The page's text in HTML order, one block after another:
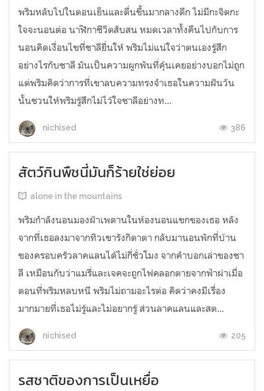
พริมหลับไปในตอนเย็นและตื่นขึ้นมากลางดึก ไม่มีกะจิตกะ
ใจจะนอนต่อ นาฬิกาชีวิตสับสน หมดเวลาทั้งคืนไปกับการ
นอนคิดเงื่อนไขที่ชาลียื่นให้ พริมไม่แน่ใจว่าตนเองรู้สึก
อย่างไรกับชาลี มันเป็นความผูกพันที่คุ้นเคยอย่างบอกไม่ถูก
แต่พริมคิดว่าการที่เขาลบความทรงจำเธอในความฝันวัน
นั้นชวนให้พริมรู้สึกไม่ไว้ใจชาลีอย่างท...
nichised 386
สัตว์กินพืชนี่มันก็ร้ายใช่ย่อย
alone in the mountains
พริมกำลังนอนมองฝ้าเพดานในห้องนอนแขกของเธอ หลัง
จากที่เธอลงมาจากทิวเขารังกิตาตา กลับมานอนพักที่บ้าน
ของครอบครัวลาคแลนได้ไม่กี่ชั่วโมง จากคำบอกเล่าของชา
ลี เหมือนกับว่าแมรี่และเจคจะถูกไฟคลอกตายจากฟ้าผ่าเมื่อ
ตอนที่พริมหลบหนี พริมไม่ถามอะไรต่อ คิดว่าคงมีเรื่อง
มากมายที่เธอไม่รู้และไม่อยากรู้ ส่วนลาคแลนและสต...
nichised 205
รสชาติของการเป็นเหยื่อ